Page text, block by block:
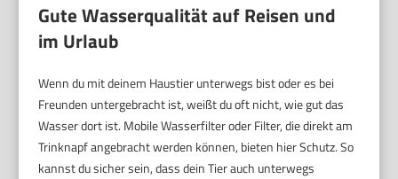
Gute Wasserqualität auf Reisen und
im Urlaub
Wenn du mit deinem Haustier unterwegs bist oder es bei
Freunden untergebracht ist, weißt du oft nicht, wie gut das
Wasser dort ist. Mobile Wasserfilter oder Filter, die direkt am
Trinknapf angebracht werden können, bieten hier Schutz. So
kannst du sicher sein, dass dein Tier auch unterwegs